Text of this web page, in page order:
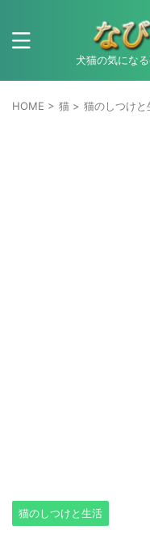
犬猫の気にな
HOME > 猫 > 猫のしつけと
猫のしつけと生活